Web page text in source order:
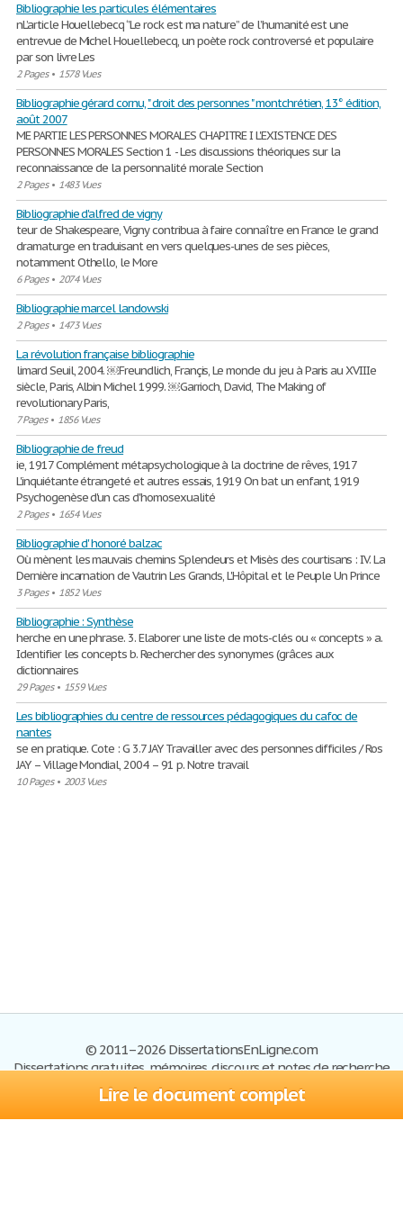
Lire le document complet
Bibliographie les particules élémentaires
nL’article Houellebecq ‘’Le rock est ma nature’’ de l’humanité est une
entrevue de Michel Houellebecq, un poète rock controversé et populaire
par son livre Les
2 Pages• 1578 Vues
Bibliographie gérard cornu, " droit des personnes " montchrétien, 13° édition,
août 2007
ME PARTIE LES PERSONNES MORALES CHAPITRE I L'EXISTENCE DES
PERSONNES MORALES Section 1 - Les discussions théoriques sur la
reconnaissance de la personnalité morale Section
2 Pages• 1483 Vues
Bibliographie d'alfred de vigny
teur de Shakespeare, Vigny contribua à faire connaître en France le grand
dramaturge en traduisant en vers quelques-unes de ses pièces,
notamment Othello, le More
6 Pages• 2074 Vues
Bibliographie marcel landowski
2 Pages• 1473 Vues
La révolution française bibliographie
limard Seuil, 2004. ￼Freundlich, Françis, Le monde du jeu à Paris au XVIIIe
siècle, Paris, Albin Michel 1999. ￼Garrioch, David, The Making of
revolutionary Paris,
7 Pages• 1856 Vues
Bibliographie de freud
ie, 1917 Complément métapsychologique à la doctrine de rêves, 1917
L'inquiétante étrangeté et autres essais, 1919 On bat un enfant, 1919
Psychogenèse d'un cas d'homosexualité
2 Pages• 1654 Vues
Bibliographie d' honoré balzac
Où mènent les mauvais chemins Splendeurs et Misès des courtisans : IV. La
Dernière incarnation de Vautrin Les Grands, L'Hôpital et le Peuple Un Prince
3 Pages• 1852 Vues
Bibliographie : Synthèse
herche en une phrase. 3. Elaborer une liste de mots-clés ou « concepts » a.
Identifier les concepts b. Rechercher des synonymes (grâces aux
dictionnaires
29 Pages• 1559 Vues
Les bibliographies du centre de ressources pédagogiques du cafoc de
nantes
se en pratique. Cote : G 3.7 JAY Travailler avec des personnes difficiles / Ros
JAY – Village Mondial, 2004 – 91 p. Notre travail
10 Pages• 2003 Vues
© 2011–2026 DissertationsEnLigne.com
Dissertations gratuites, mémoires, discours et notes de recherche